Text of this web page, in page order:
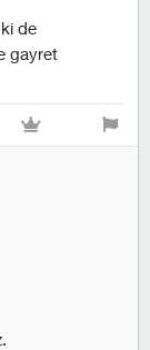
de
gayret